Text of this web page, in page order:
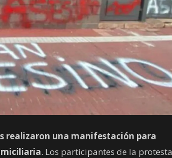
realizaron una manifestación para
. Los participantes de la protesta